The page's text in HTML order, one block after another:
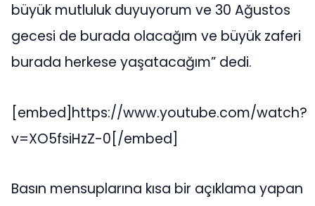
büyük mutluluk duyuyorum ve 30 Ağustos
gecesi de burada olacağım ve büyük zaferi
burada herkese yaşatacağım” dedi.
[embed]https://www.youtube.com/watch?
v=XO5fsiHzZ-0[/embed]
Basın mensuplarına kısa bir açıklama yapan